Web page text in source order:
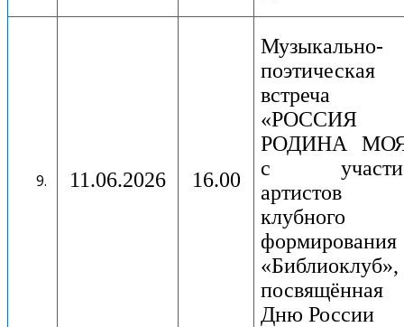
11.06.2026 16.00
Музыкально-
поэтическая
встреча
«РОССИЯ
РОДИНА
с
артистов
клубного
формирования
«Библиоклуб»,
посвящённая
Дню России